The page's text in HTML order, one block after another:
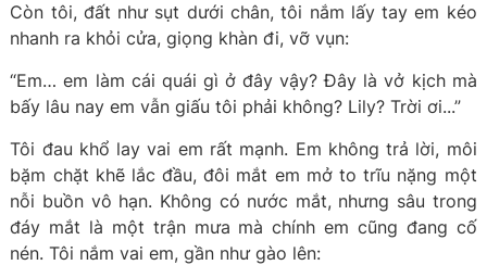
Còn tôi, đất như sụt dưới chân, tôi nắm lấy tay em kéo
nhanh ra khỏi cửa, giọng khàn đi, vỡ vụn:
“Em… em làm cái quái gì ở đây vậy? Đây là vở kịch mà
bấy lâu nay em vẫn giấu tôi phải không? Lily? Trời ơi...”
Tôi đau khổ lay vai em rất mạnh. Em không trả lời, môi
bặm chặt khẽ lắc đầu, đôi mắt em mở to trĩu nặng một
nỗi buồn vô hạn. Không có nước mắt, nhưng sâu trong
đáy mắt là một trận mưa mà chính em cũng đang cố
nén. Tôi nắm vai em, gần như gào lên: